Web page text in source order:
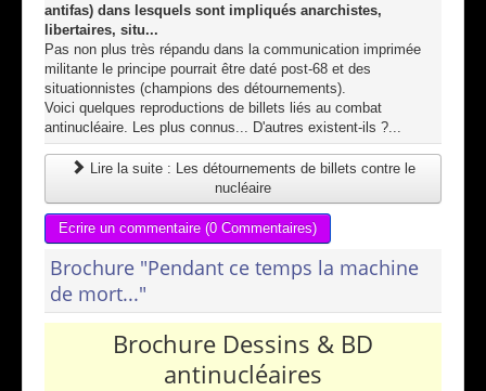
antifas) dans lesquels sont impliqués anarchistes,
libertaires, situ...
Pas non plus très répandu dans la communication imprimée
militante le principe pourrait être daté post-68 et des
situationnistes (champions des détournements).
Voici quelques reproductions de billets liés au combat
antinucléaire. Les plus connus... D'autres existent-ils ?...
Lire la suite : Les détournements de billets contre le
nucléaire
Ecrire un commentaire (0 Commentaires)
Brochure "Pendant ce temps la machine
de mort..."
Brochure Dessins & BD
antinucléaires